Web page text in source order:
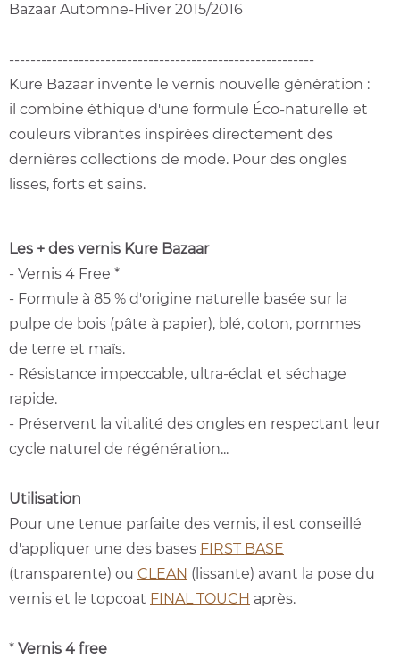
Bazaar Automne-Hiver 2015/2016
---------------------------------------------------------
Kure Bazaar invente le vernis nouvelle génération :
il combine éthique d'une formule Éco-naturelle et
couleurs vibrantes inspirées directement des
dernières collections de mode. Pour des ongles
lisses, forts et sains.
Les + des vernis Kure Bazaar
- Vernis 4 Free *
- Formule à 85 % d'origine naturelle basée sur la
pulpe de bois (pâte à papier), blé, coton, pommes
de terre et maïs.
- Résistance impeccable, ultra-éclat et séchage
rapide.
- Préservent la vitalité des ongles en respectant leur
cycle naturel de régénération...
Utilisation
Pour une tenue parfaite des vernis, il est conseillé
d'appliquer une des bases FIRST BASE
(transparente) ou CLEAN (lissante) avant la pose du
vernis et le topcoat FINAL TOUCH après.
* Vernis 4 free